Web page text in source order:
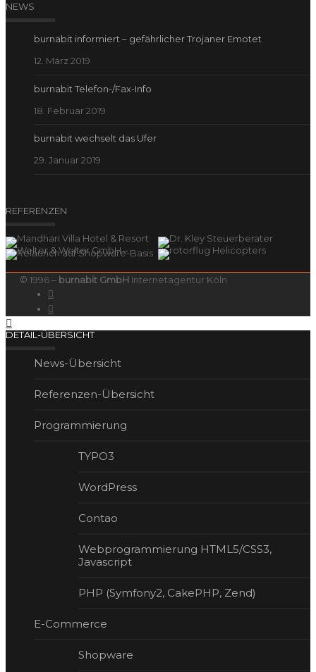
NEWS
burnabit informiert – gefährlicher Trojaner Emotet
12. März 2019
burnabit Telefon-/Fax-Info
18. Februar 2019
burnabit wechselt das Ufer
29. Januar 2019
REFERENZEN
© 1996 – burnabit GmbH Internetagentur Köln
DETAIL-ÜBERSICHT
News-Übersicht
Referenzen-Übersicht
Program­mierung
TYPO3
WordPress
Contao
Webprogrammierung HTML5/CSS3,
Javascript
PHP (Symfony2, CakePHP, Zend)
E-Com­merce
Shopware